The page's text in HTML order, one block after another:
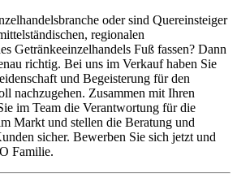
oder sind Quereinsteiger
regionalen
Getränkeeinzelhandels Fuß fassen? Dann
richtig. Bei uns im Verkauf haben Sie
und Begeisterung für den
nachzugehen. Zusammen mit Ihren
im Team die Verantwortung für die
Markt und stellen die Beratung und
sicher. Bewerben Sie sich jetzt und
Familie.